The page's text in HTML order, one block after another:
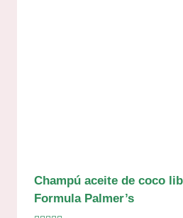
Champú aceite de coco
Formula Palmer’s